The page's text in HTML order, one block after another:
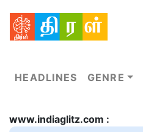
HEADLINES GENRE
www.indiaglitz.com :